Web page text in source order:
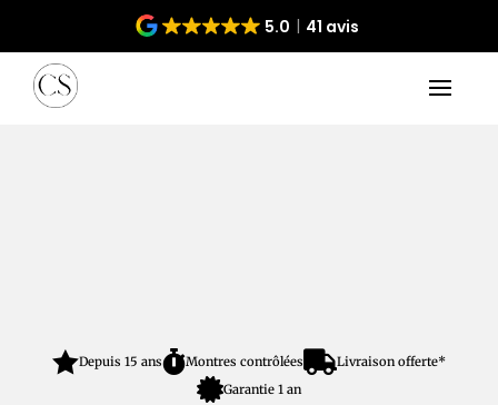
5.0 41 avis
Depuis 15 ansMontres contrôléesLivraison offerte*
Garantie 1 an